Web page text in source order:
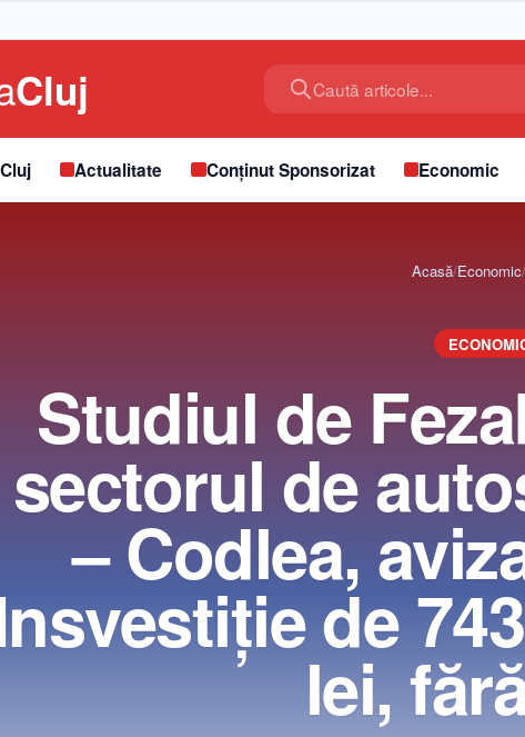
Caută articole...
Actualitate Conținut Sponsorizat Economic
Acasă/Economic/
Studiul de
sectorul de
– Codlea,
de
lei,